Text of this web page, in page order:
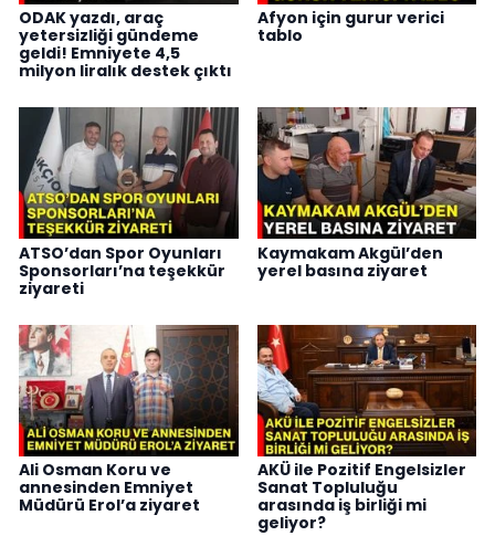
ODAK yazdı, araç
yetersizliği gündeme
geldi! Emniyete 4,5
milyon liralık destek çıktı
Afyon için gurur verici
tablo
ATSO’dan Spor Oyunları
Sponsorları’na teşekkür
ziyareti
Kaymakam Akgül’den
yerel basına ziyaret
Ali Osman Koru ve
annesinden Emniyet
Müdürü Erol’a ziyaret
AKÜ ile Pozitif Engelsizler
Sanat Topluluğu
arasında iş birliği mi
geliyor?